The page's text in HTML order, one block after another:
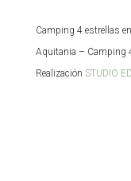
Camping 4 estrellas
Aquitania – Camping
Realización STUDIO ED